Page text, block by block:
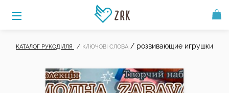
КАТАЛОГ РУКОДІЛЛЯ КЛЮЧОВІ СЛОВА / розвивающие игрушки